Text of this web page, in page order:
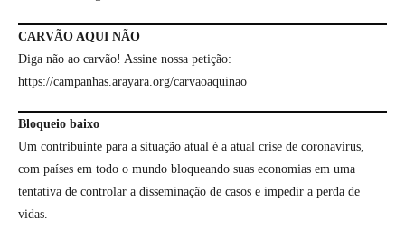
CARVÃO AQUI NÃO
Diga não ao carvão! Assine nossa petição:
https://campanhas.arayara.org/carvaoaquinao
Bloqueio baixo
Um contribuinte para a situação atual é a atual crise de coronavírus,
com países em todo o mundo bloqueando suas economias em uma
tentativa de controlar a disseminação de casos e impedir a perda de
vidas.